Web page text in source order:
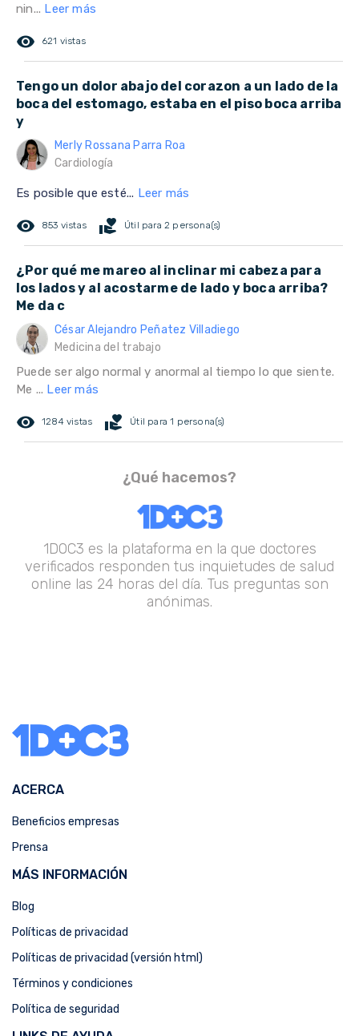
nin... Leer más
remove_red_eye 621 vistas
Tengo un dolor abajo del corazon a un lado de la
boca del estomago, estaba en el piso boca arriba
y
Merly Rossana Parra Roa
Cardiología
Es posible que esté... Leer más
remove_red_eye 853 vistas volunteer_activism Útil para 2 persona(s)
¿Por qué me mareo al inclinar mi cabeza para
los lados y al acostarme de lado y boca arriba?
Me da c
César Alejandro Peñatez Villadiego
Medicina del trabajo
Puede ser algo normal y anormal al tiempo lo que siente.
Me ... Leer más
remove_red_eye 1284 vistas volunteer_activism Útil para 1 persona(s)
¿Qué hacemos?
1DOC3 es la plataforma en la que doctores
verificados responden tus inquietudes de salud
online las 24 horas del día. Tus preguntas son
anónimas.
ACERCA
Beneficios empresas
Prensa
MÁS INFORMACIÓN
Blog
Políticas de privacidad
Políticas de privacidad (versión html)
Términos y condiciones
Política de seguridad